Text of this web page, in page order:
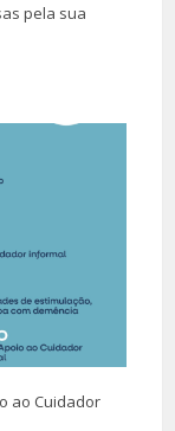
pela sua
ao Cuidador